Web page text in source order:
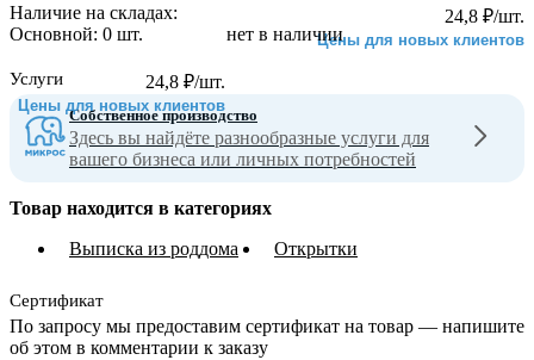
24,8 ₽/шт.
Цены для новых клиентов
нет в наличии
24,8 ₽/шт.
Цены для новых клиентов
Наличие на складах:
Основной: 0 шт.
Услуги
Собственное производство
Здесь вы найдёте разнообразные услуги для
вашего бизнеса или личных потребностей
Товар находится в категориях
Выписка из роддома
Открытки
Сертификат
По запросу мы предоставим сертификат на товар — напишите
об этом в комментарии к заказу